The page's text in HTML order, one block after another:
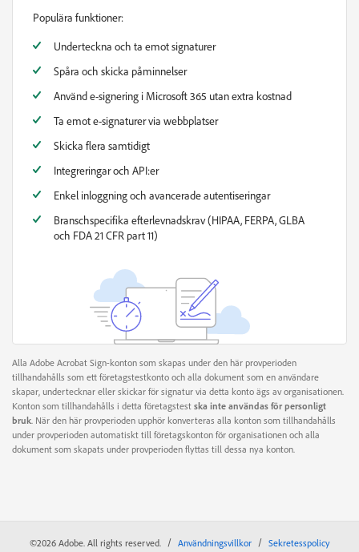
Populära funktioner:
Underteckna och ta emot signaturer
Spåra och skicka påminnelser
Använd e-signering i Microsoft 365 utan extra kostnad
Ta emot e-signaturer via webbplatser
Skicka flera samtidigt
Integreringar och API:er
Enkel inloggning och avancerade autentiseringar
Branschspecifika efterlevnadskrav (HIPAA, FERPA, GLBA
och FDA 21 CFR part 11)
Alla Adobe Acrobat Sign-konton som skapas under den här provperioden
tillhandahålls som ett företagstestkonto och alla dokument som en användare
skapar, undertecknar eller skickar för signatur via detta konto ägs av organisationen.
Konton som tillhandahålls i detta företagstest ska inte användas för personligt
bruk . När den här provperioden upphör konverteras alla konton som tillhandahålls
under provperioden automatiskt till företagskonton för organisationen och alla
dokument som skapats under provperioden flyttas till dessa nya konton.
©2026 Adobe. All rights reserved. / Användningsvillkor / Sekretesspolicy